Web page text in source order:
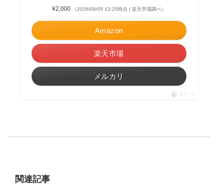
¥2,000 （2026/08/05 13:25時点 | 楽天市場調べ）
Amazon
楽天市場
メルカリ
ポチップ
関連記事